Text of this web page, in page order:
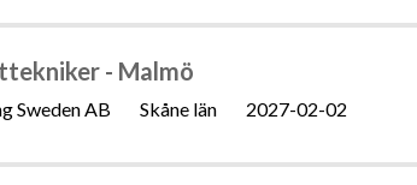
- Malmö
Sweden AB Skåne län 2027-02-02